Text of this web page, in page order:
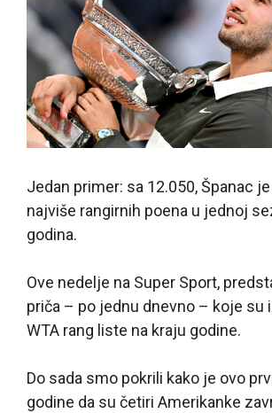
Jedan primer: sa 12.050, Španac
najviše rangirnih poena u jednoj
godina.
Ove nedelje na Super Sport,
priča – po jednu dnevno – koje su
WTA rang liste na kraju godine.
Do sada smo pokrili kako je ovo
godine da su četiri Amerikanke